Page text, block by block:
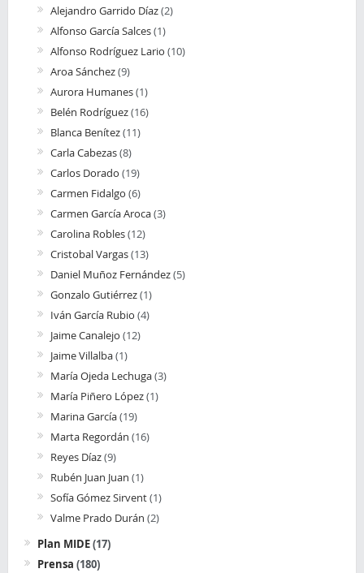
Alejandro Garrido Díaz(2)
Alfonso García Salces(1)
Alfonso Rodríguez Lario (10)
Aroa Sánchez(9)
Aurora Humanes(1)
Belén Rodríguez(16)
Blanca Benítez(11)
Carla Cabezas(8)
Carlos Dorado (19)
Carmen Fidalgo (6)
Carmen García Aroca(3)
Carolina Robles(12)
Cristobal Vargas(13)
Daniel Muñoz Fernández(5)
Gonzalo Gutiérrez(1)
Iván García Rubio (4)
Jaime Canalejo (12)
Jaime Villalba(1)
María Ojeda Lechuga(3)
María Piñero López(1)
Marina García(19)
Marta Regordán (16)
Reyes Díaz(9)
Rubén Juan Juan (1)
Sofía Gómez Sirvent(1)
Valme Prado Durán (2)
Plan MIDE(17)
Prensa (180)